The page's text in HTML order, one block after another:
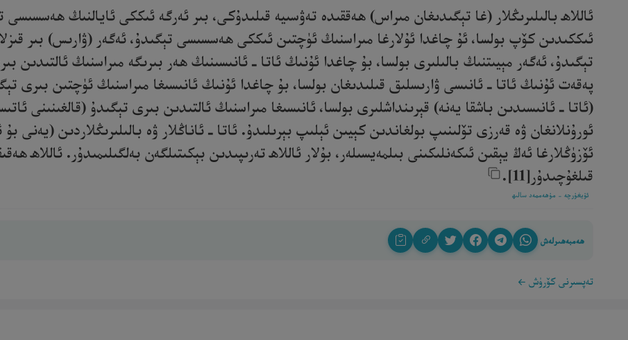
ئاللاھ بالىلىرىڭلار (غا تېگىدىغان مىراس) ھەققىدە تەۋسىيە قىلىدۇكى، بىر ئەرگە ئىككى ئايالنىڭ
ئىككىدىن كۆپ بولسا، ئۇ چاغدا ئۇلارغا مىراسنىڭ ئۈچتىن ئىككى ھەسسىسى تېگىدۇ، ئەگەر (ۋارىس) بىر قىزلا
تېگىدۇ، ئەگەر مېيىتنىڭ بالىلىرى بولسا، بۇ چاغدا ئۇنىڭ ئاتا ـ ئانىسىنىڭ ھەر بىرىگە مىراسنىڭ ئالتىدىن
پەقەت ئۇنىڭ ئاتا ـ ئانىسى ۋارىسلىق قىلىدىغان بولسا، بۇ چاغدا ئۇنىڭ ئانىسىغا مىراسنىڭ ئۈچتىن بىرى
(ئاتا ـ ئانىسىدىن باشقا يەنە) قېرىنداشلىرى بولسا، ئانىسىغا مىراسنىڭ ئالتىدىن بىرى تېگىدۇ (قالغىنىنى
ئورۇنلانغان ۋە قەرزى تۆلىنىپ بولغاندىن كېيىن ئېلىپ بېرىلىدۇ. ئاتا ـ ئاناڭلار ۋە بالىلىرىڭلاردىن
ئۆزۈڭلارغا ئەڭ يېقىن ئىكەنلىكىنى بىلمەيسىلەر، بۇلار ئاللاھ تەرىپىدىن بېكىتىلگەن بەلگىلىمىدۇر.
قىلغۇچىدۇر[11].‎
ئۇيغۇرچە - مۇھەممەد سالىھ
ھەمبەھىرلەش
تەپسىرنى كۆرۈش